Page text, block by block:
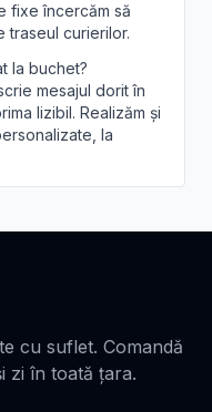
fixe încercăm să
traseul curierilor.
la buchet?
mesajul dorit în
lizibil. Realizăm și
la
cu suflet. Comandă
zi în toată țara.